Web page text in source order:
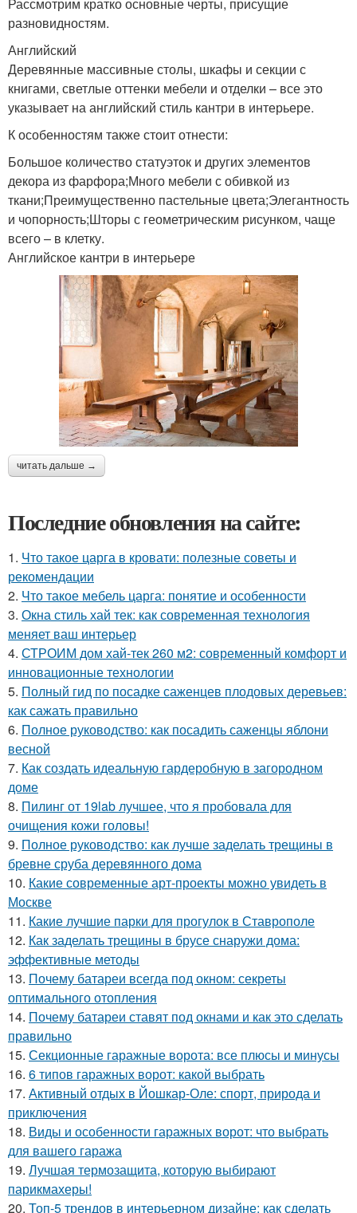
разновидностям.
Английский
Деревянные массивные столы, шкафы и секции с
книгами, светлые оттенки мебели и отделки – все это
указывает на английский стиль кантри в интерьере.
К особенностям также стоит отнести:
Большое количество статуэток и других элементов
декора из фарфора;Много мебели с обивкой из
ткани;Преимущественно пастельные цвета;Элегантность
и чопорность;Шторы с геометрическим рисунком, чаще
всего – в клетку.
Английское кантри в интерьере
читать дальше →
Последние обновления на сайте:
1. Что такое царга в кровати: полезные советы и
рекомендации
2. Что такое мебель царга: понятие и особенности
3. Окна стиль хай тек: как современная технология
меняет ваш интерьер
4. СТРОИМ дом хай-тек 260 м2: современный комфорт и
инновационные технологии
5. Полный гид по посадке саженцев плодовых деревьев:
как сажать правильно
6. Полное руководство: как посадить саженцы яблони
весной
7. Как создать идеальную гардеробную в загородном
доме
8. Пилинг от 19lab лучшее, что я пробовала для
очищения кожи головы!
9. Полное руководство: как лучше заделать трещины в
бревне сруба деревянного дома
10. Какие современные арт-проекты можно увидеть в
Москве
11. Какие лучшие парки для прогулок в Ставрополе
12. Как заделать трещины в брусе снаружи дома:
эффективные методы
13. Почему батареи всегда под окном: секреты
оптимального отопления
14. Почему батареи ставят под окнами и как это сделать
правильно
15. Секционные гаражные ворота: все плюсы и минусы
16. 6 типов гаражных ворот: какой выбрать
17. Активный отдых в Йошкар-Оле: спорт, природа и
приключения
18. Виды и особенности гаражных ворот: что выбрать
для вашего гаража
19. Лучшая термозащита, которую выбирают
парикмахеры!
20. Топ-5 трендов в интерьерном дизайне: как сделать